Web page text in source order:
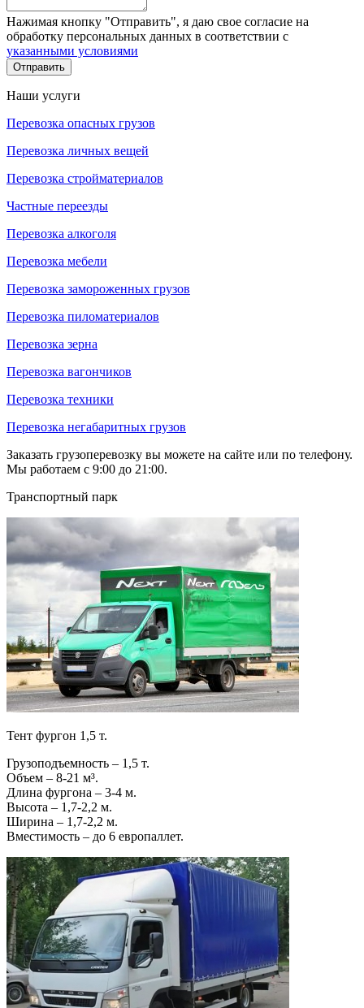
Нажимая кнопку "Отправить", я даю свое согласие на
обработку персональных данных в соответствии с
указанными условиями
Отправить
Наши услуги
Перевозка опасных грузов
Перевозка личных вещей
Перевозка стройматериалов
Частные переезды
Перевозка алкоголя
Перевозка мебели
Перевозка замороженных грузов
Перевозка пиломатериалов
Перевозка зерна
Перевозка вагончиков
Перевозка техники
Перевозка негабаритных грузов
Заказать грузоперевозку вы можете на сайте или по телефону.
Мы работаем с 9:00 до 21:00.
Транспортный парк
Тент фургон 1,5 т.
Грузоподъемность – 1,5 т.
Объем – 8-21 м³.
Длина фургона – 3-4 м.
Высота – 1,7-2,2 м.
Ширина – 1,7-2,2 м.
Вместимость – до 6 европаллет.